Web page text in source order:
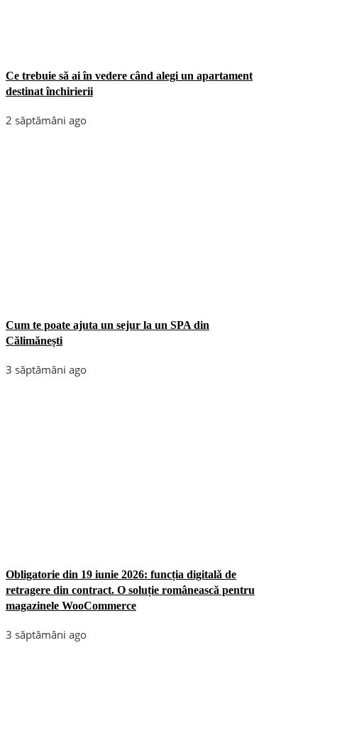
Ce trebuie să ai în vedere când alegi un apartament
destinat închirierii
2 săptămâni ago
Cum te poate ajuta un sejur la un SPA din
Călimănești
3 săptămâni ago
Obligatorie din 19 iunie 2026: funcția digitală de
retragere din contract. O soluție românească pentru
magazinele WooCommerce
3 săptămâni ago